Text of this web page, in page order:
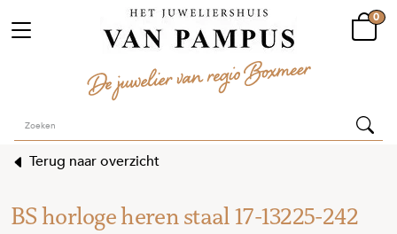
0
Terug naar overzicht
BS horloge heren staal 17-13225-242